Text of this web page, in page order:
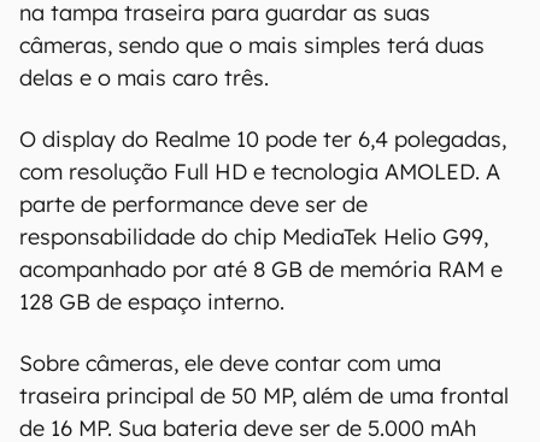
na tampa traseira para guardar as suas
câmeras, sendo que o mais simples terá duas
delas e o mais caro três.
O display do Realme 10 pode ter 6,4 polegadas,
com resolução Full HD e tecnologia AMOLED. A
parte de performance deve ser de
responsabilidade do chip MediaTek Helio G99,
acompanhado por até 8 GB de memória RAM e
128 GB de espaço interno.
Sobre câmeras, ele deve contar com uma
traseira principal de 50 MP, além de uma frontal
de 16 MP. Sua bateria deve ser de 5.000 mAh